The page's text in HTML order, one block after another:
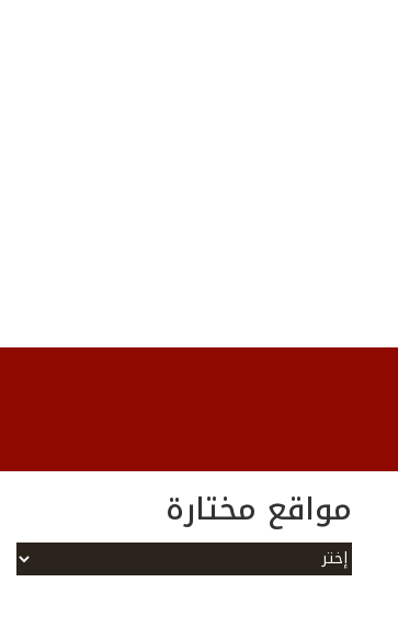
مواقع مختارة